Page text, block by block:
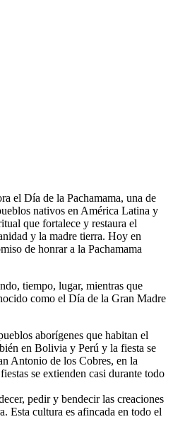
el Día de la Pachamama, una de
nativos en América Latina y
que fortalece y restaura el
y la madre tierra. Hoy en
de honrar a la Pachamama
tiempo, lugar, mientras que
como el Día de la Gran Madre
aborígenes que habitan el
en Bolivia y Perú y la fiesta se
Antonio de los Cobres, en la
se extienden casi durante todo
pedir y bendecir las creaciones
Esta cultura es afincada en todo el